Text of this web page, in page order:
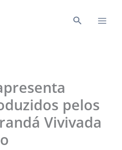
Pesquisar
pelos
Vivivada